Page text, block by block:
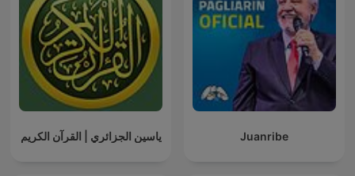
ياسين الجزائري | القرآن الكريم Juanribe